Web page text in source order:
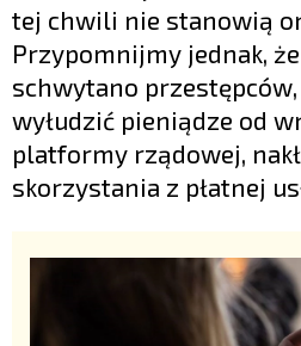
tej chwili nie stanowią
Przypomnijmy jednak,
schwytano
wyłudzić pieniądze od
platformy rządowej,
skorzystania z płatnej